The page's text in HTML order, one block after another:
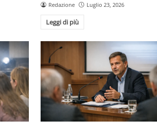
Redazione Luglio 23, 2026
Leggi di più